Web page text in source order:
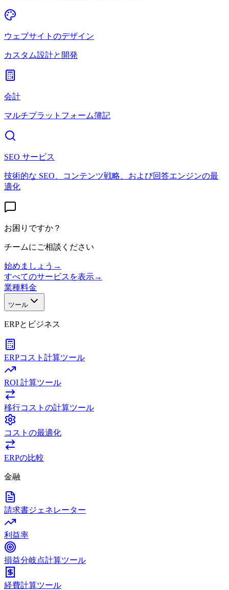
ウェブサイトのデザイン
カスタム設計と開発
会計
マルチプラットフォーム簿記
SEO サービス
技術的な SEO、コンテンツ戦略、および回答エンジンの最
適化
お困りですか？
チームにご相談ください
始めましょう →
すべてのサービスを表示→
業種料金
ツール
ERPとビジネス
ERPコスト計算ツール
ROI 計算ツール
移行コストの計算ツール
コストの最適化
ERPの比較
金融
請求書ジェネレーター
利益率
損益分岐点計算ツール
経費計算ツール